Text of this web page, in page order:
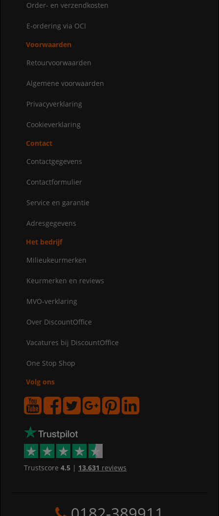
Order- en verzendkosten
E-ordering via OCI
Voorwaarden
Retourvoorwaarden
Algemene voorwaarden
Privacyverklaring
Cookieverklaring
Contact
Contactgegevens
Contactformulier
Service en garantie
Adresgegevens
Het bedrijf
Milieukeurmerken
Keurmerken en reviews
MVO-verklaring
Over DiscountOffice
Vacatures bij DiscountOffice
One Stop Shop
Volg ons
Trustscore 4.5| 13.631 reviews